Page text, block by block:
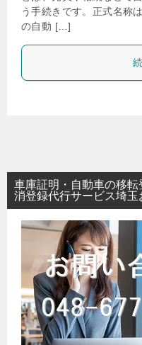
う手続きです。正式名称
の自動 […]
車庫証明・自動車の移
消登録代行サービス埼玉